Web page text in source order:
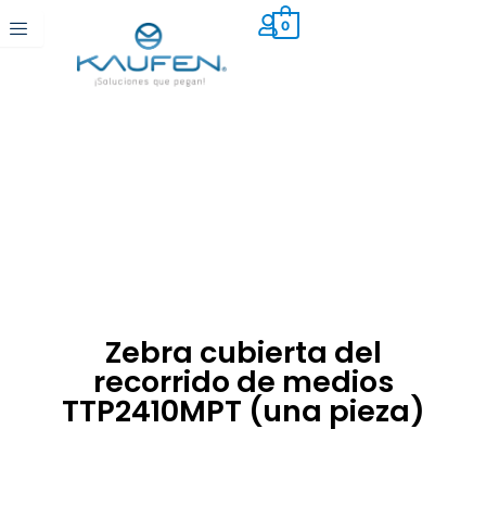
al
contenido
0
Zebra cubierta del
recorrido de medios
TTP2410MPT (una pieza)